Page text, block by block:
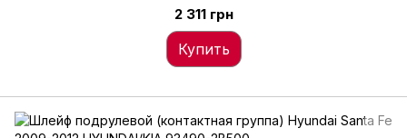
2 311 грн
Купить